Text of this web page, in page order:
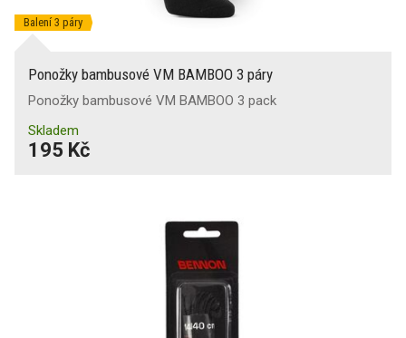
Balení 3 páry
Ponožky bambusové VM BAMBOO 3 páry
Ponožky bambusové VM BAMBOO 3 pack
Skladem
195 Kč